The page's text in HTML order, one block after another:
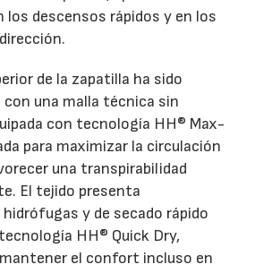
los descensos rápidos y en los
de la zapatilla ha sido
con una malla técnica sin
con tecnología HH® Max-
para maximizar la circulación
una transpirabilidad
El tejido presenta
hidrófugas y de secado rápido
HH® Quick Dry,
el confort incluso en